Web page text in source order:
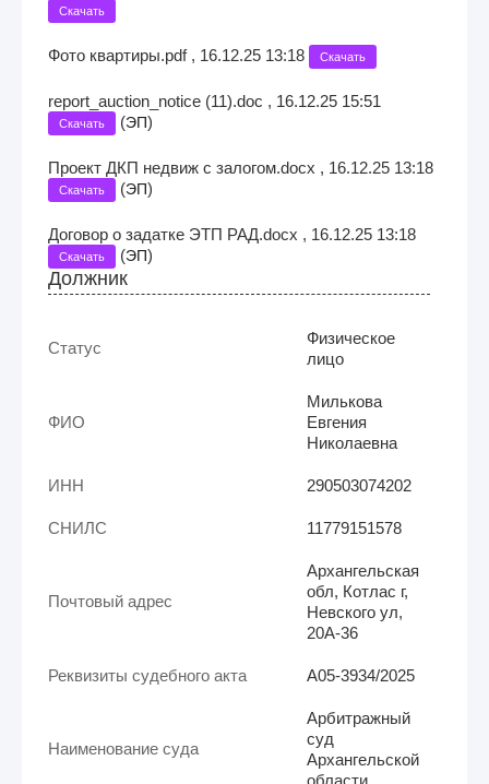
Скачать
Фото квартиры.pdf , 16.12.25 13:18 Скачать
report_auction_notice (11).doc , 16.12.25 15:51
Скачать (ЭП)
Проект ДКП недвиж с залогом.docx , 16.12.25 13:18
Скачать (ЭП)
Договор о задатке ЭТП РАД.docx , 16.12.25 13:18
Скачать (ЭП)
Должник
Статус
Физическое
лицо
ФИО
Милькова
Евгения
Николаевна
ИНН 290503074202
СНИЛС 11779151578
Почтовый адрес
Архангельская
обл, Котлас г,
Невского ул,
20А-36
Реквизиты судебного акта А05-3934/2025
Наименование суда
Арбитражный
суд
Архангельской
области